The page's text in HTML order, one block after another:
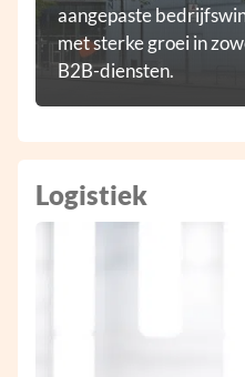
aangepaste
met sterke groei in
B2B-diensten.
Logistiek